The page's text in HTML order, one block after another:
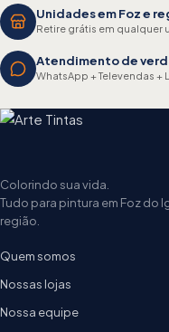
Unidades em Foz e
Retire grátis em qualquer
Atendimento de
WhatsApp + Televendas +
Colorindo sua vida.
Tudo para pintura em Foz do
região.
Quem somos
Nossas lojas
Nossa equipe